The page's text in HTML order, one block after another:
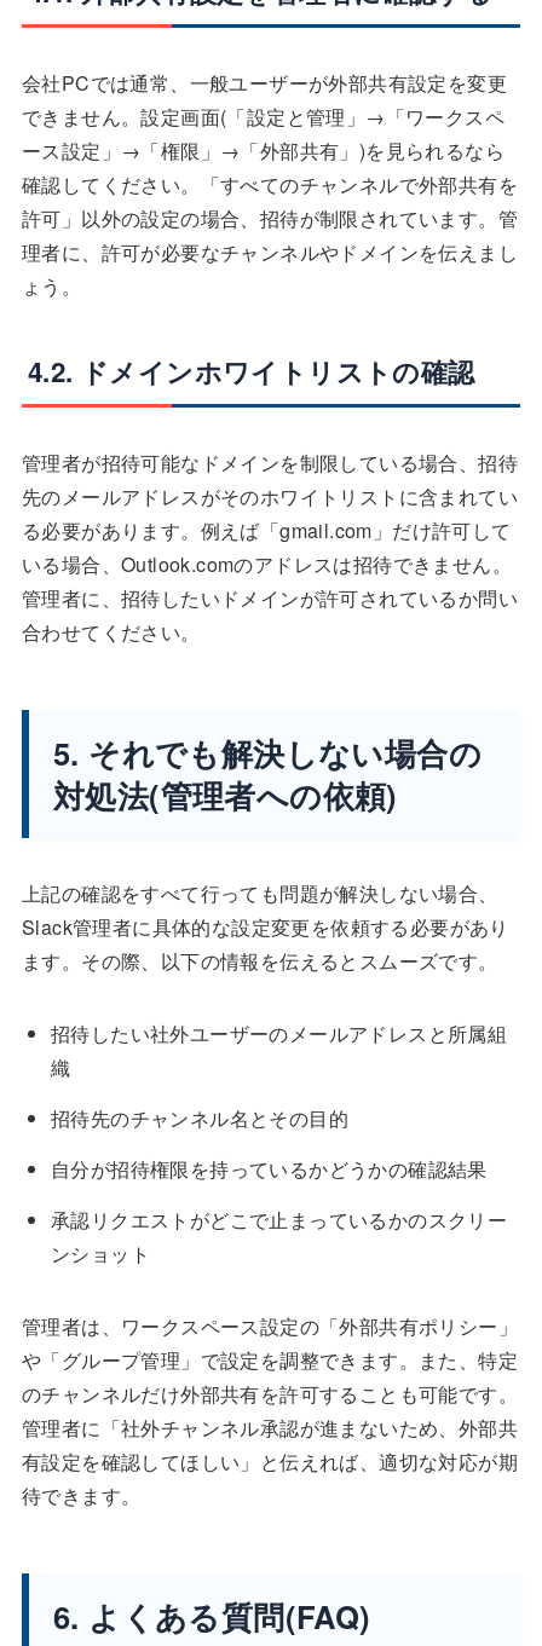
会社PCでは通常、一般ユーザーが外部共有設定を変更
できません。設定画面(「設定と管理」→「ワークスペ
ース設定」→「権限」→「外部共有」)を見られるなら
確認してください。「すべてのチャンネルで外部共有を
許可」以外の設定の場合、招待が制限されています。管
理者に、許可が必要なチャンネルやドメインを伝えまし
ょう。
4.2. ドメインホワイトリストの確認
管理者が招待可能なドメインを制限している場合、招待
先のメールアドレスがそのホワイトリストに含まれてい
る必要があります。例えば「gmail.com」だけ許可して
いる場合、Outlook.comのアドレスは招待できません。
管理者に、招待したいドメインが許可されているか問い
合わせてください。
5. それでも解決しない場合の
対処法(管理者への依頼)
上記の確認をすべて行っても問題が解決しない場合、
Slack管理者に具体的な設定変更を依頼する必要があり
ます。その際、以下の情報を伝えるとスムーズです。
招待したい社外ユーザーのメールアドレスと所属組
織
招待先のチャンネル名とその目的
自分が招待権限を持っているかどうかの確認結果
承認リクエストがどこで止まっているかのスクリー
ンショット
管理者は、ワークスペース設定の「外部共有ポリシー」
や「グループ管理」で設定を調整できます。また、特定
のチャンネルだけ外部共有を許可することも可能です。
管理者に「社外チャンネル承認が進まないため、外部共
有設定を確認してほしい」と伝えれば、適切な対応が期
待できます。
6. よくある質問(FAQ)